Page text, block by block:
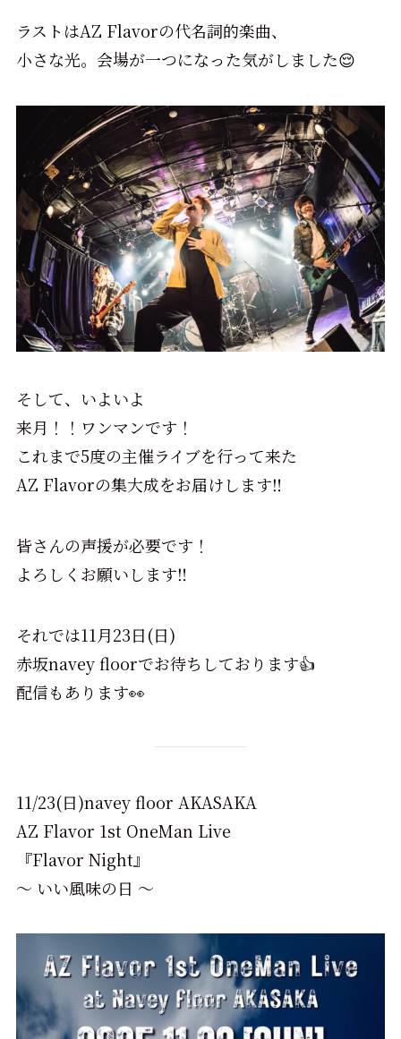
ラストはAZ Flavorの代名詞的楽曲、
小さな光。会場が一つになった気がしました😌
そして、いよいよ
来月！！ワンマンです！
これまで5度の主催ライブを行って来た
AZ Flavorの集大成をお届けします‼️
皆さんの声援が必要です！
よろしくお願いします‼️
それでは11月23日(日)
赤坂navey floorでお待ちしております👍
配信もあります👀
11/23(日)navey floor AKASAKA
AZ Flavor 1st OneMan Live
『Flavor Night』
〜 いい風味の日 〜